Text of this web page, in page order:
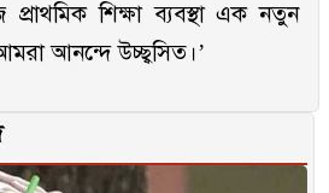
শিক্ষা ব্যবস্থা এক নতুন
আনন্দে উচ্ছ্বসিত।’